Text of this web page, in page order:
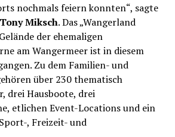
nochmals feiern konnten“, sagte
Tony Miksch. Das „Wangerland
der ehemaligen
am Wangermeer ist in diesem
Zu dem Familien- und
über 230 thematisch
drei Hausboote, drei
etlichen Event-Locations und ein
, Freizeit- und